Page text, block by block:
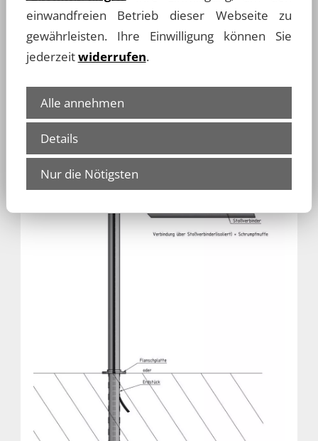
einwandfreien Betrieb dieser Webseite zu
gewährleisten. Ihre Einwilligung können Sie
jederzeitwiderrufen.
Alle annehmen
Details
Nur die Nötigsten